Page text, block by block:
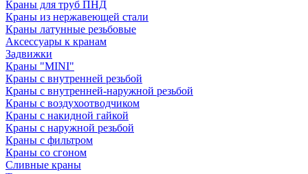
Краны для труб ПНД
Краны из нержавеющей стали
Краны латунные резьбовые
Аксессуары к кранам
Задвижки
Краны "MINI"
Краны с внутренней резьбой
Краны с внутренней-наружной резьбой
Краны с воздухоотводчиком
Краны с накидной гайкой
Краны с наружной резьбой
Краны с фильтром
Краны со сгоном
Сливные краны